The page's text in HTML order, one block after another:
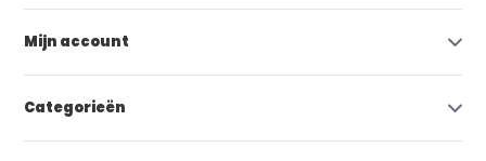
Mijn account
Categorieën